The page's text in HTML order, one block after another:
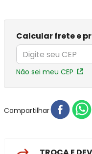
Calcular frete e
Não sei meu CEP
Compartilhar